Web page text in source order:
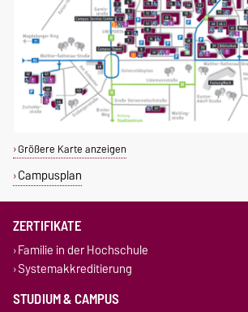
Größere Karte anzeigen
Campusplan
ZERTIFIKATE
Familie in der Hochschule
Systemakkreditierung
STUDIUM & CAMPUS